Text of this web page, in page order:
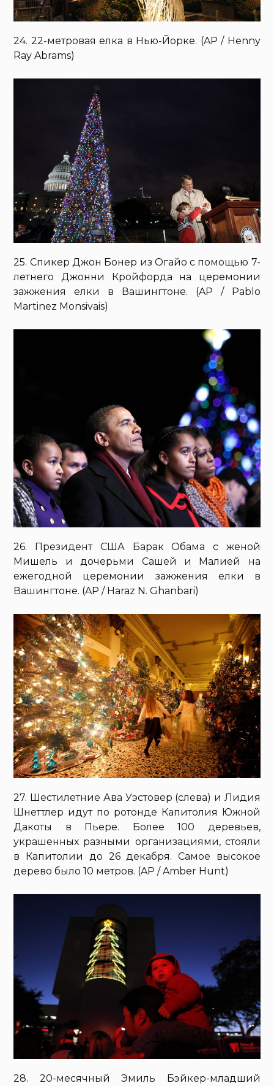
24. 22-метровая елка в Нью-Йорке. (AP / Henny
Ray Abrams)
25. Спикер Джон Бонер из Огайо с помощью 7-
летнего Джонни Кройфорда на церемонии
зажжения елки в Вашингтоне. (AP / Pablo
Martinez Monsivais)
26. Президент США Барак Обама с женой
Мишель и дочерьми Сашей и Малией на
ежегодной церемонии зажжения елки в
Вашингтоне. (AP / Haraz N. Ghanbari)
27. Шестилетние Ава Уэстовер (слева) и Лидия
Шнеттлер идут по ротонде Капитолия Южной
Дакоты в Пьере. Более 100 деревьев,
украшенных разными организациями, стояли
в Капитолии до 26 декабря. Самое высокое
дерево было 10 метров. (AP / Amber Hunt)
28. 20-месячный Эмиль Бэйкер-младший